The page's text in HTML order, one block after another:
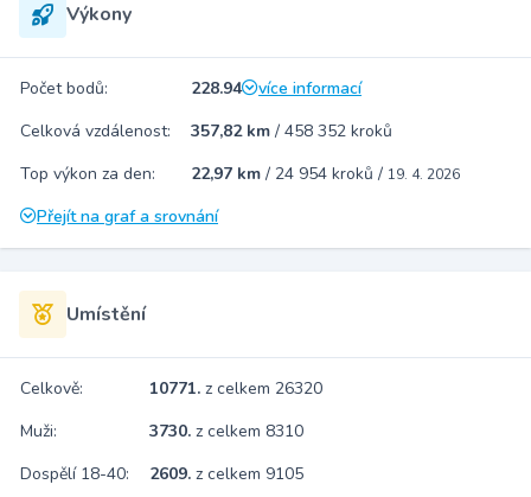
Výkony
Počet bodů: 228.94
více informací
Celková vzdálenost:
357,82 km / 458 352 kroků
Top výkon za den:
22,97 km / 24 954 kroků / 19. 4. 2026
Přejít na graf a srovnání
Umístění
Celkově: 10771. z celkem 26320
Muži:
3730. z celkem 8310
Dospělí 18-40:
2609. z celkem 9105